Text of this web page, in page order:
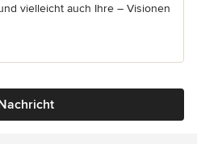
vielleicht auch Ihre – Visionen